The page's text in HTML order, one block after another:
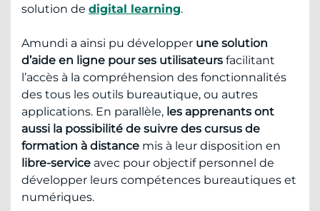
solution de digital learning.
Amundi a ainsi pu développer une solution
d’aide en ligne pour ses utilisateurs facilitant
l’accès à la compréhension des fonctionnalités
des tous les outils bureautique, ou autres
applications. En parallèle, les apprenants ont
aussi la possibilité de suivre des cursus de
formation à distance mis à leur disposition en
libre-service avec pour objectif personnel de
développer leurs compétences bureautiques et
numériques.